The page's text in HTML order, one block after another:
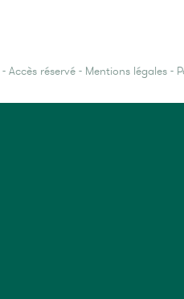
- Accès réservé - Mentions légales -